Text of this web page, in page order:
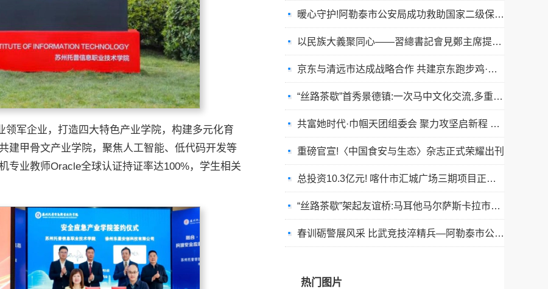
领军企业，打造四大特色产业学院，构建多元化育
建甲骨文产业学院，聚焦人工智能、低代码开发等
专业教师Oracle全球认证持证率达100%，学生相关
重磅官宣!〈中国食安与生态〉杂志正式荣耀出刊
热门图片